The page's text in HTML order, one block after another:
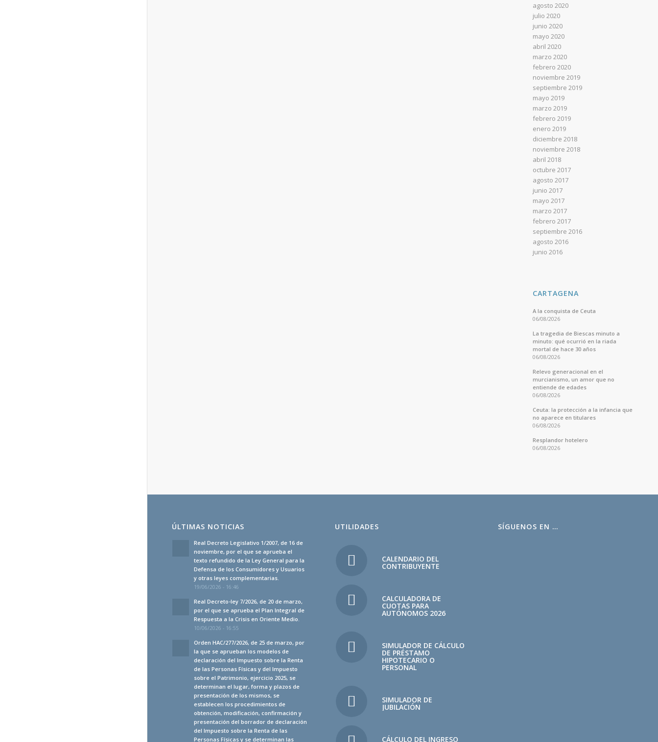
agosto 2020
julio 2020
junio 2020
mayo 2020
abril 2020
marzo 2020
febrero 2020
noviembre 2019
septiembre 2019
mayo 2019
marzo 2019
febrero 2019
enero 2019
diciembre 2018
noviembre 2018
abril 2018
octubre 2017
agosto 2017
junio 2017
mayo 2017
marzo 2017
febrero 2017
septiembre 2016
agosto 2016
junio 2016
CARTAGENA
A la conquista de Ceuta
06/08/2026
La tragedia de Biescas minuto a
minuto: qué ocurrió en la riada
mortal de hace 30 años
06/08/2026
Relevo generacional en el
murcianismo, un amor que no
entiende de edades
06/08/2026
Ceuta: la protección a la infancia que
no aparece en titulares
06/08/2026
Resplandor hotelero
06/08/2026
ÚLTIMAS NOTICIAS
Real Decreto Legislativo 1/2007, de 16 de
noviembre, por el que se aprueba el
texto refundido de la Ley General para la
Defensa de los Consumidores y Usuarios
y otras leyes complementarias.
19/06/2026 - 16:46
Real Decreto-ley 7/2026, de 20 de marzo,
por el que se aprueba el Plan Integral de
Respuesta a la Crisis en Oriente Medio.
10/06/2026 - 16:55
Orden HAC/277/2026, de 25 de marzo, por
la que se aprueban los modelos de
declaración del Impuesto sobre la Renta
de las Personas Físicas y del Impuesto
sobre el Patrimonio, ejercicio 2025, se
determinan el lugar, forma y plazos de
presentación de los mismos, se
establecen los procedimientos de
obtención, modificación, confirmación y
presentación del borrador de declaración
del Impuesto sobre la Renta de las
Personas Físicas y se determinan las
UTILIDADES
CALENDARIO DEL
CONTRIBUYENTE
CALCULADORA DE
CUOTAS PARA
AUTÓNOMOS 2026
SIMULADOR DE CÁLCULO
DE PRÉSTAMO
HIPOTECARIO O
PERSONAL
SIMULADOR DE
JUBILACIÓN
CÁLCULO DEL INGRESO
SÍGUENOS EN …